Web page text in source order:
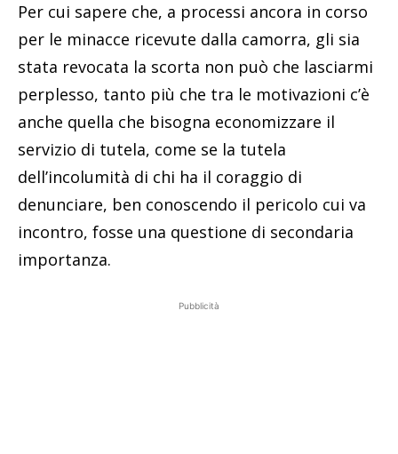
Per cui sapere che, a processi ancora in corso
per le minacce ricevute dalla camorra, gli sia
stata revocata la scorta non può che lasciarmi
perplesso, tanto più che tra le motivazioni c’è
anche quella che bisogna economizzare il
servizio di tutela, come se la tutela
dell’incolumità di chi ha il coraggio di
denunciare, ben conoscendo il pericolo cui va
incontro, fosse una questione di secondaria
importanza.
Pubblicità